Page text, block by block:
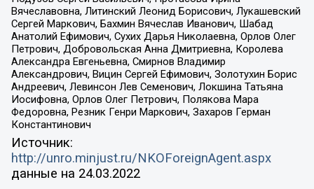
Вячеславовна, Литинский Леонид Борисович, Лукашевский
Сергей Маркович, Бахмин Вячеслав Иванович, Шабад
Анатолий Ефимович, Сухих Дарья Николаевна, Орлов Олег
Петрович, Добровольская Анна Дмитриевна, Королева
Александра Евгеньевна, Смирнов Владимир
Александрович, Вицин Сергей Ефимович, Золотухин Борис
Андреевич, Левинсон Лев Семенович, Локшина Татьяна
Иосифовна, Орлов Олег Петрович, Полякова Мара
Федоровна, Резник Генри Маркович, Захаров Герман
Константинович
Источник:
http://unro.minjust.ru/NKOForeignAgent.aspx
данные на 24.03.2022